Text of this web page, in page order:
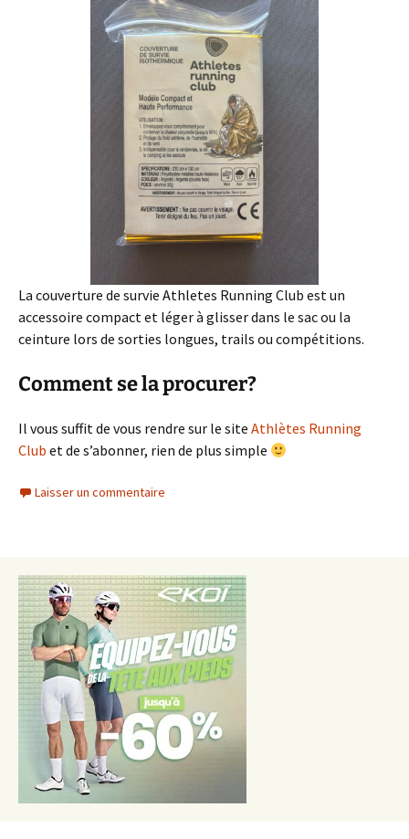
La couverture de survie Athletes Running Club est un
accessoire compact et léger à glisser dans le sac ou la
ceinture lors de sorties longues, trails ou compétitions.
Comment se la procurer?
Il vous suffit de vous rendre sur le site Athlètes Running
Club et de s’abonner, rien de plus simple
Laisser un commentaire